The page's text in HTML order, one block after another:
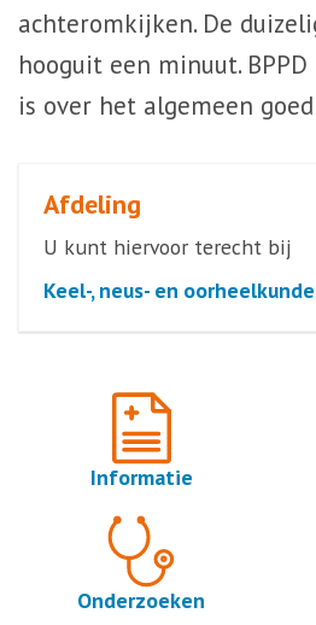
achteromkijken. De
hooguit een minuut.
is over het algemeen
Afdeling
U kunt hiervoor terecht bij
Keel-, neus- en oorheelkunde
Informatie
Onderzoeken